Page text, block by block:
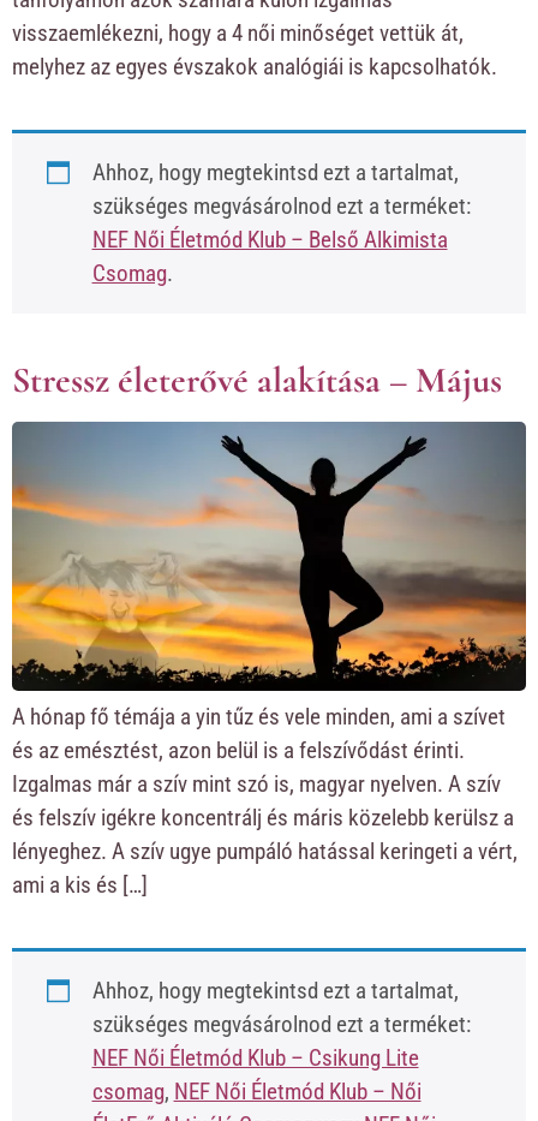
visszaemlékezni, hogy a 4 női minőséget vettük át,
melyhez az egyes évszakok analógiái is kapcsolhatók.
Ahhoz, hogy megtekintsd ezt a tartalmat,
szükséges megvásárolnod ezt a terméket:
NEF Női Életmód Klub – Belső Alkimista
Csomag.
Stressz életerővé alakítása – Május
A hónap fő témája a yin tűz és vele minden, ami a szívet
és az emésztést, azon belül is a felszívődást érinti.
Izgalmas már a szív mint szó is, magyar nyelven. A szív
és felszív igékre koncentrálj és máris közelebb kerülsz a
lényeghez. A szív ugye pumpáló hatással keringeti a vért,
ami a kis és […]
Ahhoz, hogy megtekintsd ezt a tartalmat,
szükséges megvásárolnod ezt a terméket:
NEF Női Életmód Klub – Csikung Lite
csomag, NEF Női Életmód Klub – Női